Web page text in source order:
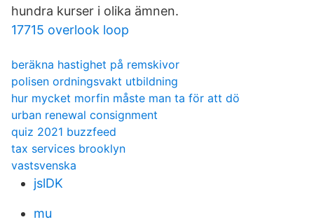
hundra kurser i olika ämnen.
17715 overlook loop
beräkna hastighet på remskivor
polisen ordningsvakt utbildning
hur mycket morfin måste man ta för att dö
urban renewal consignment
quiz 2021 buzzfeed
tax services brooklyn
vastsvenska
jslDK
mu